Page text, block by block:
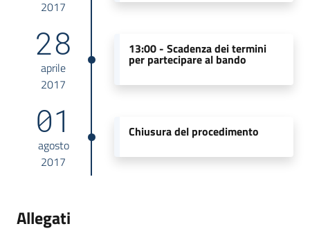
2017
28
aprile
2017
13:00 - Scadenza dei termini
per partecipare al bando
01
agosto
2017
Chiusura del procedimento
Allegati